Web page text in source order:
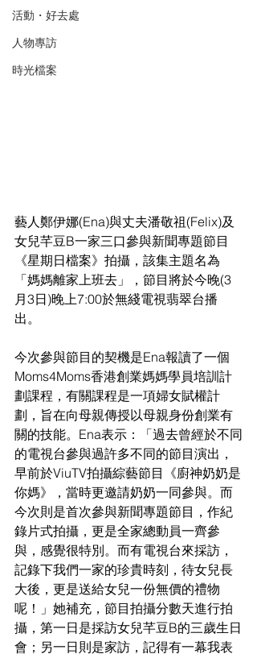
活動・好去處
人物專訪
時光檔案
藝人鄭伊娜(Ena)與丈夫潘敬祖(Felix)及
女兒芊豆B一家三口參與新聞專題節目
《星期日檔案》拍攝，該集主題名為
「媽媽離家上班去」，節目將於今晚(3
月3日)晚上7:00於無綫電視翡翠台播
出。
今次參與節目的契機是Ena報讀了一個
Moms4Moms香港創業媽媽學員培訓計
劃課程，有關課程是一項婦女賦權計
劃，旨在向母親傳授以母親身份創業有
關的技能。Ena表示：「過去曾經於不同
的電視台參與過許多不同的節目演出，
早前於ViuTV拍攝綜藝節目《廚神奶奶是
你媽》，當時更邀請奶奶一同參與。而
今次則是首次參與新聞專題節目，作紀
錄片式拍攝，更是全家總動員一齊參
與，感覺很特別。而有電視台來採訪，
記錄下我們一家的珍貴時刻，待女兒長
大後，更是送給女兒一份無價的禮物
呢！」她補充，節目拍攝分數天進行拍
攝，第一日是採訪女兒芊豆B的三歲生日
會；另一日則是家訪，記得有一幕我表